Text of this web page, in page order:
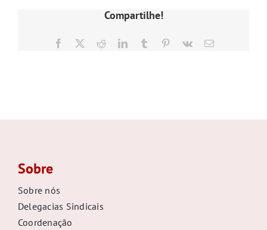
Compartilhe!
Facebook RedditLinkedInTumblr Pinterest
Vk
E-
Sobre
Sobre nós
Delegacias Sindicais
Coordenação